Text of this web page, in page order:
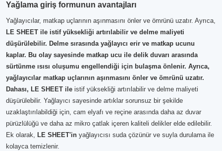
Yağlama giriş formunun avantajları
Yağlayıcılar, matkap uçlarının aşınmasını önler ve ömrünü uzatır. Ayrıca,
LE SHEET ile istif yüksekliği artırılabilir ve delme maliyeti
düşürülebilir. Delme sırasında yağlayıcı erir ve matkap ucunu
kaplar. Bu olay sayesinde matkap ucu ile delik duvarı arasında
sürtünme ısısı oluşumu engellendiği için bulaşma önlenir. Ayrıca,
yağlayıcılar matkap uçlarının aşınmasını önler ve ömrünü uzatır.
Dahası, LE SHEET ile istif yüksekliği artırılabilir ve delme maliyeti
düşürülebilir. Yağlayıcı sayesinde artıklar sorunsuz bir şekilde
uzaklaştırılabildiği için, cam elyafı ve reçine arasında daha az duvar
pürüzlülüğü ve daha az mikro çatlak içeren kaliteli delikler elde edilebilir.
Ek olarak, LE SHEET'in yağlayıcısı suda çözünür ve suyla durulama ile
kolayca temizlenir.